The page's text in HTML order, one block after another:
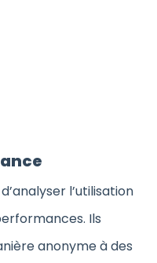
l’utilisation
Ils
anonyme à des